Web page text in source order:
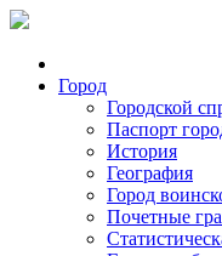
Город
Городской
Паспорт
История
География
Город
Почетные